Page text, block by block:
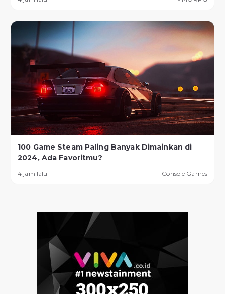
100 Game Steam Paling Banyak Dimainkan di
2024, Ada Favoritmu?
4 jam lalu Console Games